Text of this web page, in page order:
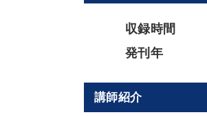
収録時間
発刊年
講師紹介